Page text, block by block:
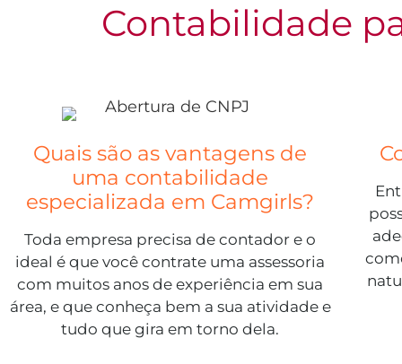
Contabilidade
Quais são as vantagens de
uma contabilidade
especializada em Camgirls?
Toda empresa precisa de contador e o
ideal é que você contrate uma assessoria
com muitos anos de experiência em sua
área, e que conheça bem a sua atividade e
tudo que gira em torno dela.